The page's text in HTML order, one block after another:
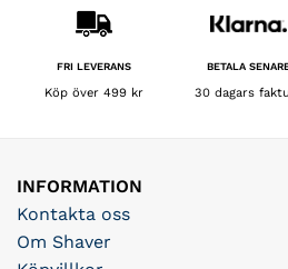
FRI LEVERANS
Köp över 499 kr
BETALA
30 dagars
INFORMATION
Kontakta oss
Om Shaver